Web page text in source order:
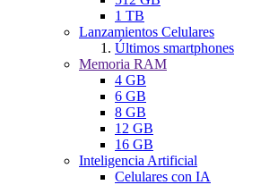
1 TB
Lanzamientos Celulares
Últimos smartphones
Memoria RAM
4 GB
6 GB
8 GB
12 GB
16 GB
Inteligencia Artificial
Celulares con IA